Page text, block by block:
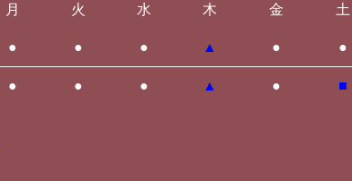
月 火 水 木 金 土
● ● ● ▲ ● ●
● ● ● ▲ ● ■